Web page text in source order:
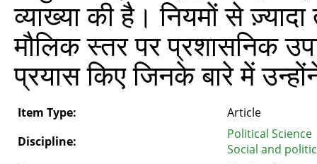
व्याख्या की है। नियमों से
मौलिक स्तर पर प्रशासनिक
प्रयास किए जिनके बारे में
Item Type:
Article
Discipline:
Political Science
Social and